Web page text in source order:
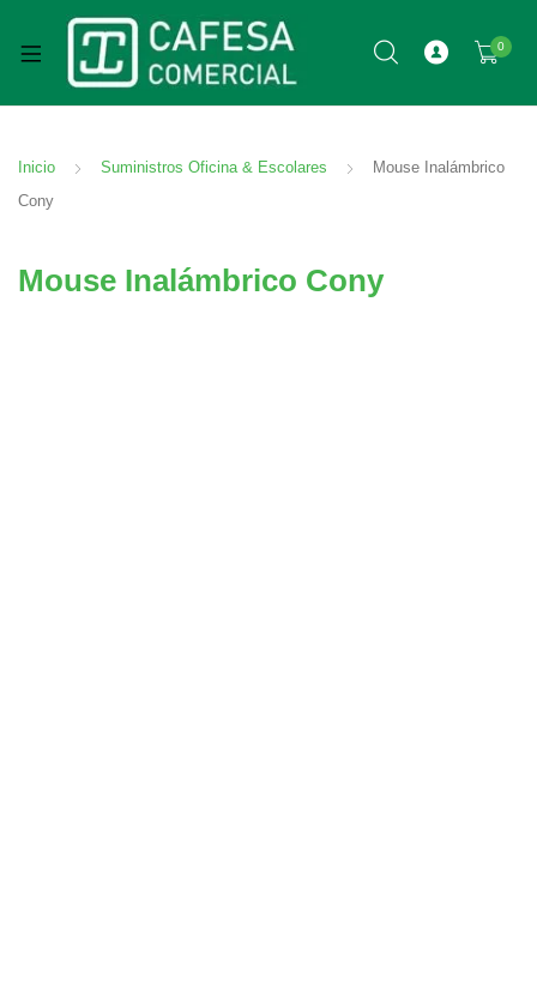
0
Inicio Suministros Oficina & Escolares
Mouse Inalámbrico
Cony
Mouse Inalámbrico Cony